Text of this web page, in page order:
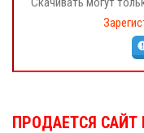
ПРОДАЕТСЯ САЙТ